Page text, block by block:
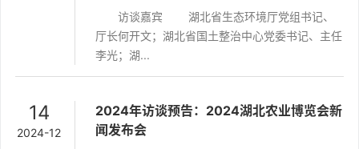
访谈嘉宾 湖北省生态环境厅党组书记、
厅长何开文；湖北省国土整治中心党委书记、主任
李光；湖...
2024年访谈预告：2024湖北农业博览会新
闻发布会
14
2024-12